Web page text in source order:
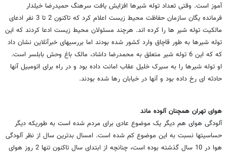
آموز است. وقتی تعداد توله شیرها افزایش یافت سرهنگ حمیدرضا خیلدار
فرمانده یگان سازمان حفاظت محیط زیست اعلام کرد که تاکنون 2 تا 3 نفر ادعای
مالکیت توله شیر ها را کرده اند. هرچند مسئولان محیط زیست ادعا کردند که این
توله شیرها به طور قاچاق وارد کشور شده بودند اما بررسیهای خبرآنلاین نشان داد
که که این 6 توله شیر متعلق به محمدرضا داشاد، مالک باغ وحش بابلسر است.
او توله شیرها را به سیرک خلیل عقاب امانت داده بود و در راه برای اتومبیل آنها
حادثه ای رخ داده بود و آنها در خیابان رها شده بودند.
هوای تهران همچنان آلوده ماند
آلودگی هوای هم دیگر یک موضوع عادی برای مردم شده است به طوریکه دیگر
حساسیتها نسبت به این موضوع کم شده است. امسال بدترین سال از نظر آلودگی
هوا در 10 سال گذشته بوده است، چنانچه از ابتدای سال تاکنون تنها 2 روز هوای